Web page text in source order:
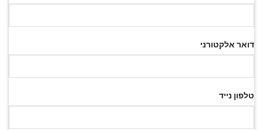
דואר אלקטורני
טלפון נייד